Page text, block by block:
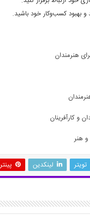
و بهبود کسب‌وکار خود باشید.
هنرمندان
کارآفرینان
هنر
تویتر لینکدین